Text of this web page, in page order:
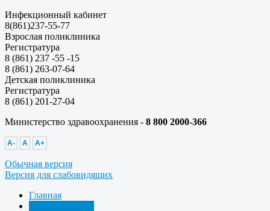
Инфекционный кабинет
8(861)237-55-77
Взрослая поликлиника
Регистратура
8 (861) 237 -55 -15
8 (861) 263-07-64
Детская поликлиника
Регистратура
8 (861) 201-27-04
Министерство здравоохранения - 8 800 2000-366
A- A A+
Обычная версия
Версия для слабовидящих
Главная